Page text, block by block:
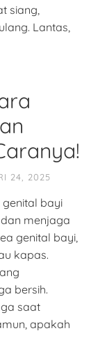
siang,
Lantas,
24, 2025
genital bayi
menjaga
genital bayi,
kapas.
bersih.
saat
apakah